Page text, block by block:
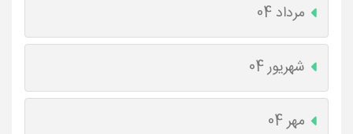
مرداد 04
شهریور 04
مهر 04